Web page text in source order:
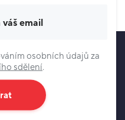
osobních údajů za
sdělení.